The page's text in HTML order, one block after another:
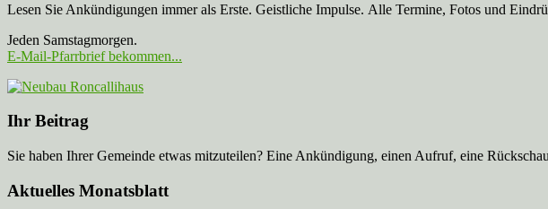
Lesen Sie Ankündigungen immer als Erste. Geistliche Impulse. Alle Termine, Fotos und
Jeden Samstagmorgen.
E-Mail-Pfarrbrief bekommen...
Ihr Beitrag
Sie haben Ihrer Gemeinde etwas mitzuteilen? Eine Ankündigung, einen Aufruf, eine
Aktuelles Monatsblatt